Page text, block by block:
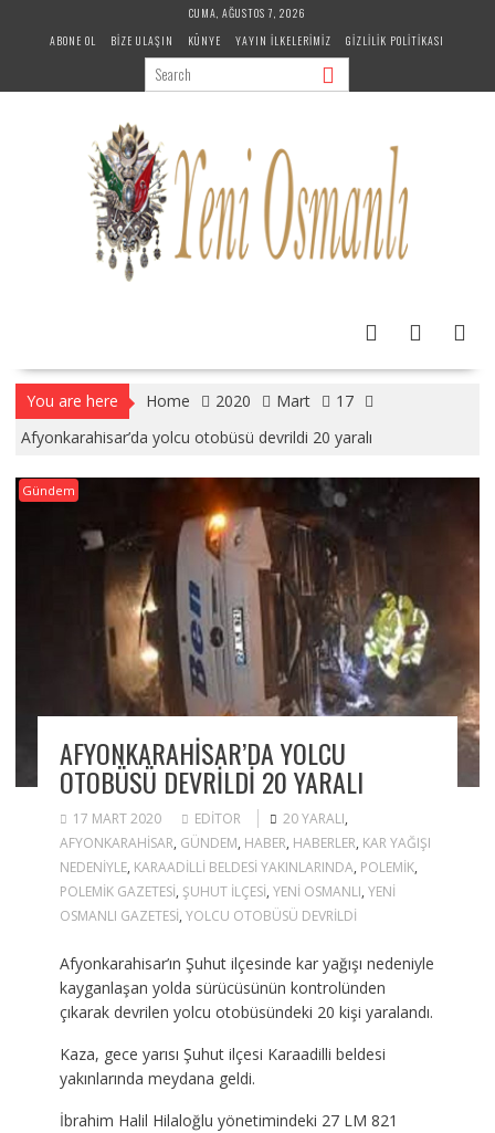
CUMA, AĞUSTOS 7, 2026
ABONE OL
BIZE ULAŞIN KÜNYE YAYIN İLKELERIMIZ GIZLILIK POLITIKASI
You are here Home 2020 Mart
17
Afyonkarahisar’da yolcu otobüsü devrildi 20 yaralı
Gündem
AFYONKARAHISAR’DA YOLCU
OTOBÜSÜ DEVRILDI 20 YARALI
17 MART 2020 EDITOR 20 YARALI,
AFYONKARAHISAR, GÜNDEM, HABER, HABERLER, KAR YAĞIŞI
NEDENIYLE, KARAADILLI BELDESI YAKINLARINDA, POLEMIK,
POLEMIK GAZETESI, ŞUHUT ILÇESI, YENI OSMANLI, YENI
OSMANLI GAZETESI, YOLCU OTOBÜSÜ DEVRILDI
Afyonkarahisar’ın Şuhut ilçesinde kar yağışı nedeniyle
kayganlaşan yolda sürücüsünün kontrolünden
çıkarak devrilen yolcu otobüsündeki 20 kişi yaralandı.
Kaza, gece yarısı Şuhut ilçesi Karaadilli beldesi
yakınlarında meydana geldi.
İbrahim Halil Hilaloğlu yönetimindeki 27 LM 821